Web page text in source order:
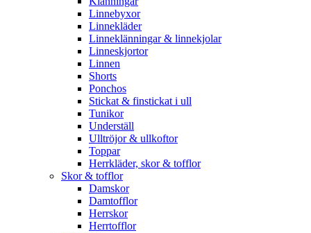
Linnebyxor
Linnekläder
Linneklänningar & linnekjolar
Linneskjortor
Linnen
Shorts
Ponchos
Stickat & finstickat i ull
Tunikor
Underställ
Ulltröjor & ullkoftor
Toppar
Herrkläder, skor & tofflor
Skor & tofflor
Damskor
Damtofflor
Herrskor
Herrtofflor